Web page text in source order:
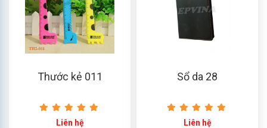
Thước kẻ 011
Liên hệ
Sổ da 28
Liên hệ